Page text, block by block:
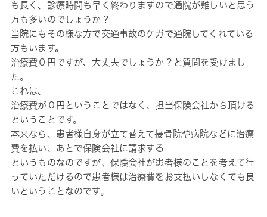
も長く、診療時間も早く終わりますので通院が難しいと思う
方も多いのでしょうか？
当院にもその様な方で交通事故のケガで通院してくれている
方もいます。
治療費０円ですが、大丈夫でしょうか？と質問を受けまし
た。
これは、
治療費が０円ということではなく、担当保険会社から頂ける
ということです。
本来なら、患者様自身が立て替えて接骨院や病院などに治療
費を払い、あとで保険会社に請求する
というものなのですが、保険会社が患者様のことを考えて行
っていただけるので患者様は治療費をお支払いしなくても良
いということなのです。